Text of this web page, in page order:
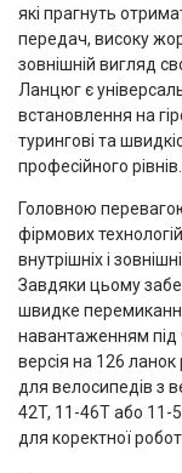
які прагнуть
передач, високу
зовнішній вигляд
Ланцюг є
встановлення на
турингові та
професійного рівнів.
Головною
фірмових
внутрішніх і
Завдяки цьому
швидке
навантаженням під
версія на 126
для велосипедів з
42T, 11-46T або 11-
для коректної